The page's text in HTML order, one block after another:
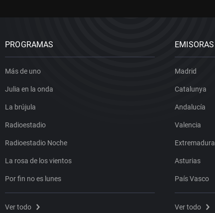
PROGRAMAS
Más de uno
Julia en la onda
La brújula
Radioestadio
Radioestadio Noche
La rosa de los vientos
Por fin no es lunes
Ver todo
EMISORAS
Madrid
Catalunya
Andalucía
Valencia
Extremadura
Asturias
País Vasco
Ver todo